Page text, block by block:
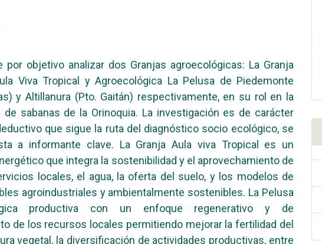
por objetivo analizar dos Granjas agroecológicas: La Granja
Viva Tropical y Agroecológica La Pelusa de Piedemonte
y Altillanura (Pto. Gaitán) respectivamente, en su rol en la
sabanas de la Orinoquia. La investigación es de carácter
que sigue la ruta del diagnóstico socio ecológico, se
a informante clave. La Granja Aula viva Tropical es un
que integra la sostenibilidad y el aprovechamiento de
locales, el agua, la oferta del suelo, y los modelos de
agroindustriales y ambientalmente sostenibles. La Pelusa
productiva con un enfoque regenerativo y de
de los recursos locales permitiendo mejorar la fertilidad del
vegetal, la diversificación de actividades productivas, entre